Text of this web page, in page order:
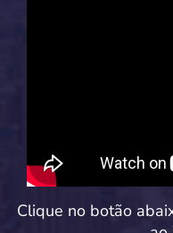
Clique no botão